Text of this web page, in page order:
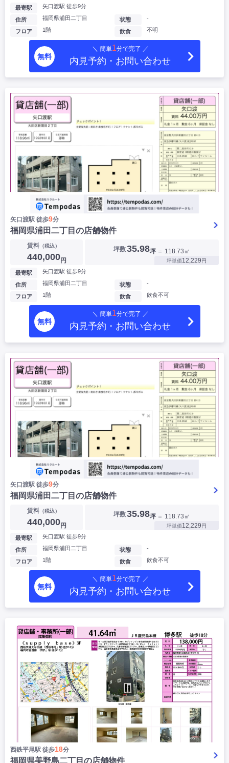
最寄駅 矢口渡駅 徒歩9分
住所 福岡県浦田二丁目
フロア 1階
状態 -
飲食 不明
無料
＼ 簡単1分で完了 ／
内見予約・お問い合わせ
矢口渡駅 徒歩9分
福岡県浦田二丁目の店舗物件
賃料（税込）
440,000円
坪数35.98坪 ＝ 118.73㎡
坪単価12,229円
最寄駅 矢口渡駅 徒歩9分
住所 福岡県浦田二丁目
フロア 1階
状態 -
飲食 飲食不可
無料
＼ 簡単1分で完了 ／
内見予約・お問い合わせ
矢口渡駅 徒歩9分
福岡県浦田二丁目の店舗物件
賃料（税込）
440,000円
坪数35.98坪 ＝ 118.73㎡
坪単価12,229円
最寄駅 矢口渡駅 徒歩9分
住所 福岡県浦田二丁目
フロア 1階
状態 -
飲食 飲食不可
無料
＼ 簡単1分で完了 ／
内見予約・お問い合わせ
西鉄平尾駅 徒歩18分
福岡県美野島二丁目の店舗物件